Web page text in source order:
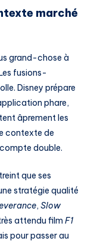
marché
grand-chose à
fusions-
Disney prépare
phare,
âprement les
contexte de
double.
que ses
stratégie qualité
, Slow
attendu film F1
pour passer au